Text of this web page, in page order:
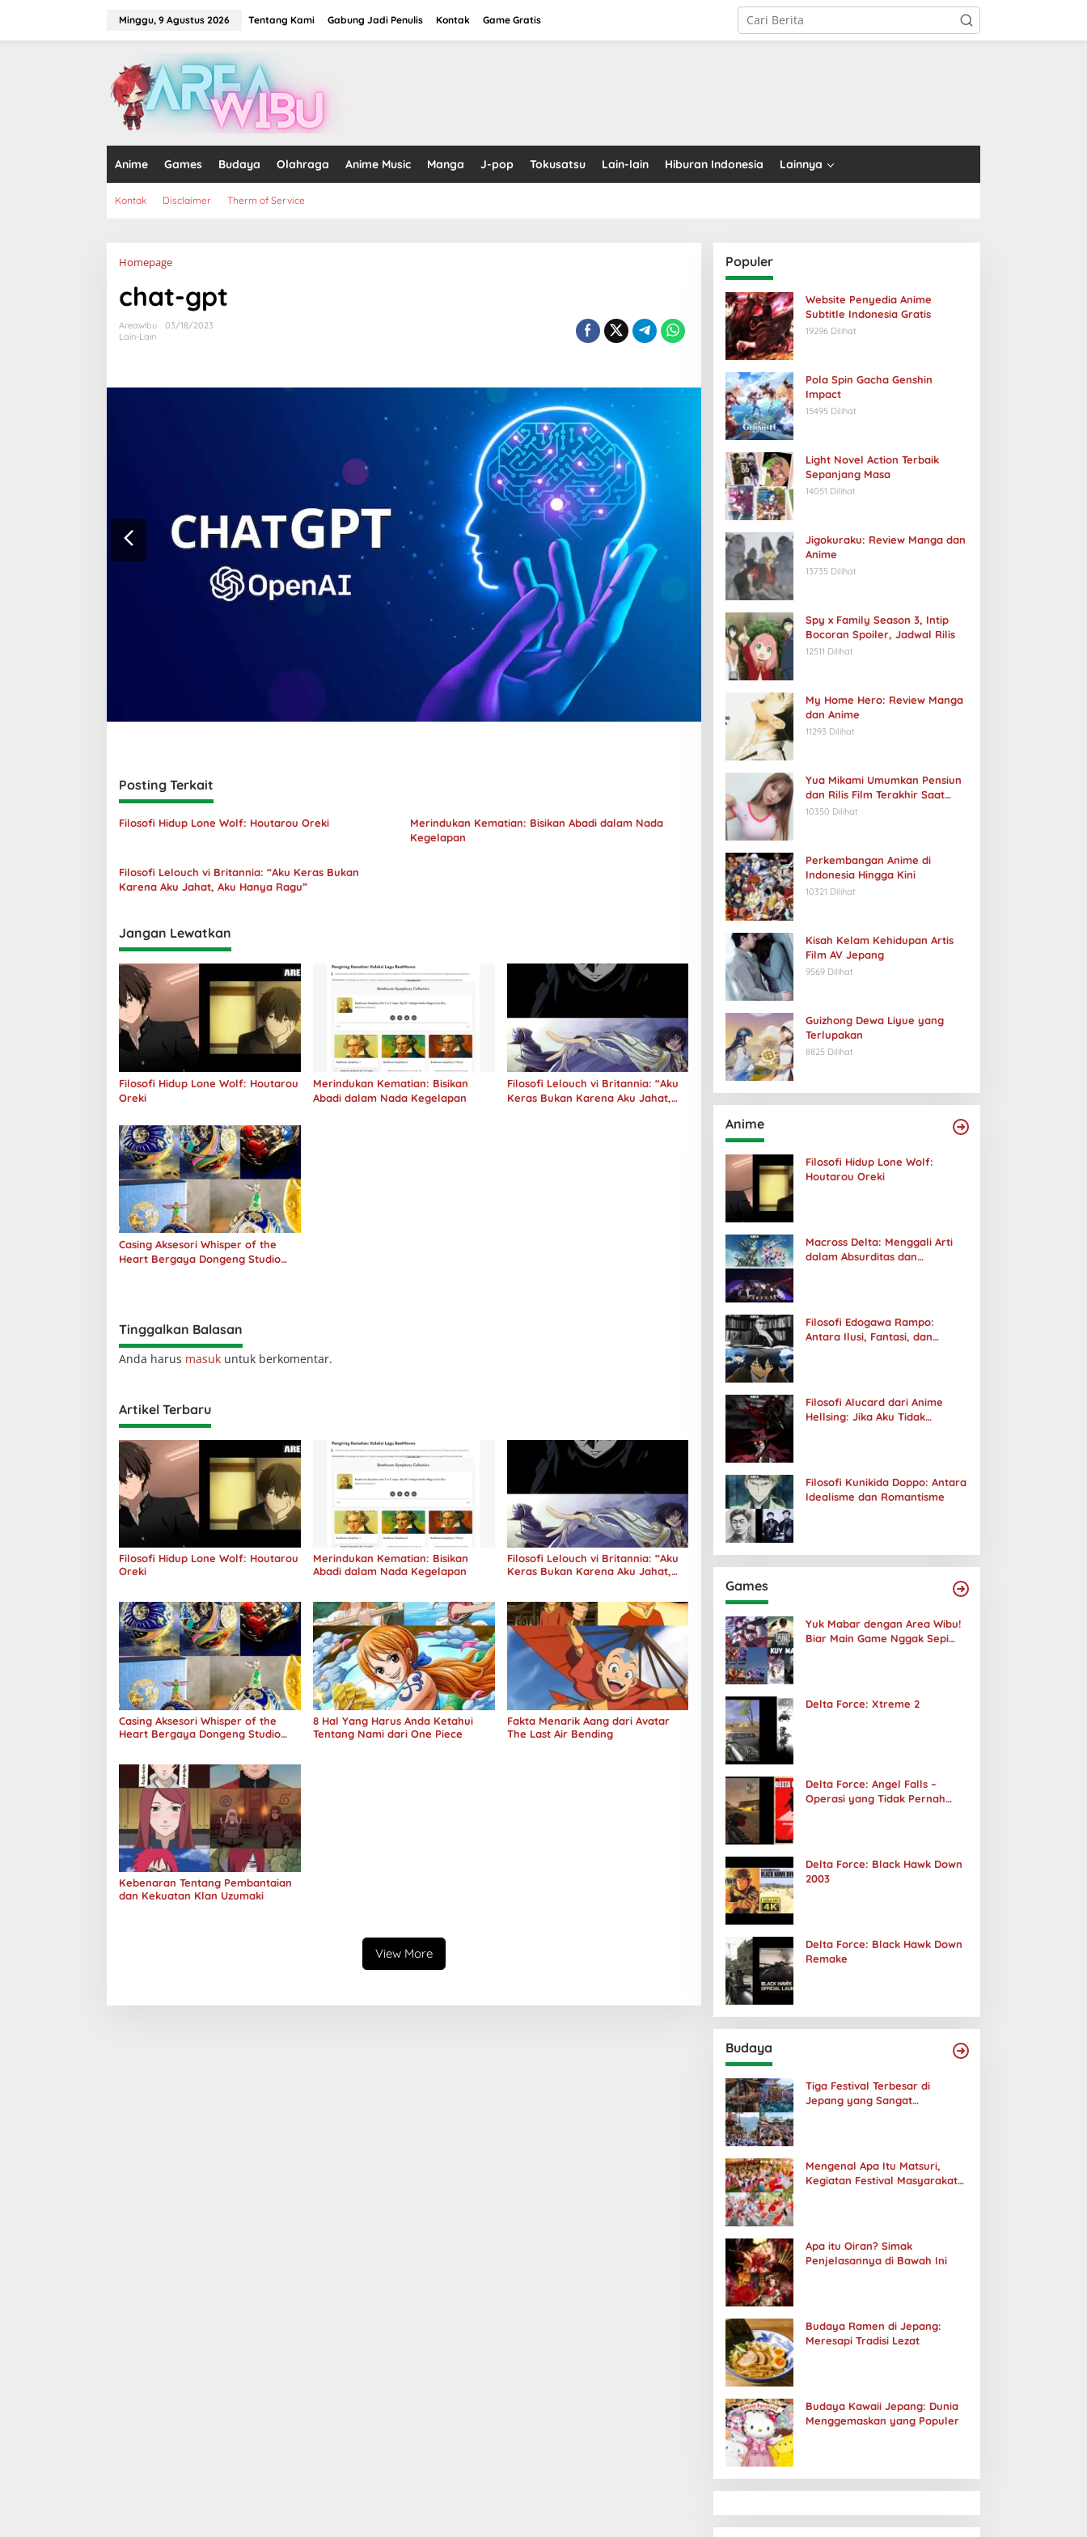
Minggu, 9 Agustus 2026 Tentang Kami Gabung Jadi Penulis Kontak Game Gratis
Anime Games Budaya Olahraga Anime Music Manga J-pop Tokusatsu Lain-lain Hiburan Indonesia Lainnya
Kontak Disclaimer Therm of Service
HomepageLampiran
chat-gpt
Areawibu
03/18/2023
Lain-Lain
Posting Terkait
Filosofi Hidup Lone Wolf: Houtarou Oreki
Merindukan Kematian: Bisikan Abadi dalam Nada
Kegelapan
Filosofi Lelouch vi Britannia: “Aku Keras Bukan
Karena Aku Jahat, Aku Hanya Ragu”
Jangan Lewatkan
Filosofi Hidup Lone Wolf: Houtarou
Oreki
Merindukan Kematian: Bisikan
Abadi dalam Nada Kegelapan
Filosofi Lelouch vi Britannia: “Aku
Keras Bukan Karena Aku Jahat,
Casing Aksesori Whisper of the
Heart Bergaya Dongeng Studio
Tinggalkan Balasan
Anda harus masuk untuk berkomentar.
Artikel Terbaru
Filosofi Hidup Lone Wolf: Houtarou
Oreki
Merindukan Kematian: Bisikan
Abadi dalam Nada Kegelapan
Filosofi Lelouch vi Britannia: “Aku
Keras Bukan Karena Aku Jahat,
Casing Aksesori Whisper of the
Heart Bergaya Dongeng Studio
8 Hal Yang Harus Anda Ketahui
Tentang Nami dari One Piece
Fakta Menarik Aang dari Avatar
The Last Air Bending
Kebenaran Tentang Pembantaian
dan Kekuatan Klan Uzumaki
View More
Populer
Website Penyedia Anime
Subtitle Indonesia Gratis
19296 Dilihat
Pola Spin Gacha Genshin
Impact
15495 Dilihat
Light Novel Action Terbaik
Sepanjang Masa
14051 Dilihat
Jigokuraku: Review Manga dan
Anime
13735 Dilihat
Spy x Family Season 3, Intip
Bocoran Spoiler, Jadwal Rilis
12511 Dilihat
My Home Hero: Review Manga
dan Anime
11293 Dilihat
Yua Mikami Umumkan Pensiun
dan Rilis Film Terakhir Saat
Ulang Tahun
10350 Dilihat
Perkembangan Anime di
Indonesia Hingga Kini
10321 Dilihat
Kisah Kelam Kehidupan Artis
Film AV Jepang
9569 Dilihat
Guizhong Dewa Liyue yang
Terlupakan
8825 Dilihat
Anime
Filosofi Hidup Lone Wolf:
Houtarou Oreki
Macross Delta: Menggali Arti
dalam Absurditas dan
Filosofi Edogawa Rampo:
Antara Ilusi, Fantasi, dan
Filosofi Alucard dari Anime
Hellsing: Jika Aku Tidak
Filosofi Kunikida Doppo: Antara
Idealisme dan Romantisme
Games
Yuk Mabar dengan Area Wibu!
Biar Main Game Nggak Sepi
Delta Force: Xtreme 2
Delta Force: Angel Falls –
Operasi yang Tidak Pernah
Delta Force: Black Hawk Down
2003
Delta Force: Black Hawk Down
Remake
Budaya
Tiga Festival Terbesar di
Jepang yang Sangat
Mengenal Apa Itu Matsuri,
Kegiatan Festival Masyarakat
Apa itu Oiran? Simak
Penjelasannya di Bawah Ini
Budaya Ramen di Jepang:
Meresapi Tradisi Lezat
Budaya Kawaii Jepang: Dunia
Menggemaskan yang Populer